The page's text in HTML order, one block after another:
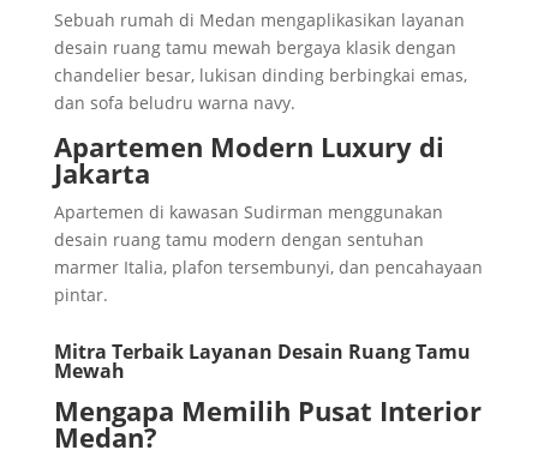
Sebuah rumah di Medan mengaplikasikan layanan
desain ruang tamu mewah bergaya klasik dengan
chandelier besar, lukisan dinding berbingkai emas,
dan sofa beludru warna navy.
Apartemen Modern Luxury di
Jakarta
Apartemen di kawasan Sudirman menggunakan
desain ruang tamu modern dengan sentuhan
marmer Italia, plafon tersembunyi, dan pencahayaan
pintar.
Mitra Terbaik Layanan Desain Ruang Tamu
Mewah
Mengapa Memilih Pusat Interior
Medan?